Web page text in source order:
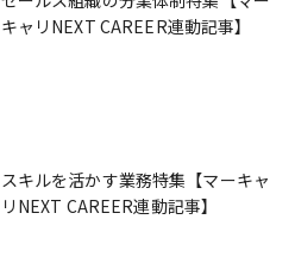
キャリNEXT CAREER連動記事】
スキルを活かす業務特集【マーキャ
リNEXT CAREER連動記事】